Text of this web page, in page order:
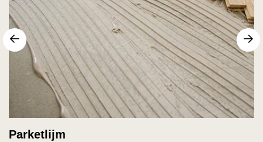
Parketlijm
Vorige